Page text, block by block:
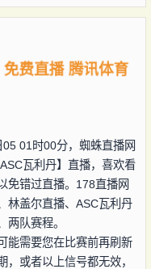
免费直播 腾讯体育
01时00分，蜘蛛直播网
瓦利丹】直播，喜欢看
免错过直播。178直播网
林盖尔直播、ASC瓦利丹
队赛程。
能需要您在比赛前再刷新
或者以上信号都无效，